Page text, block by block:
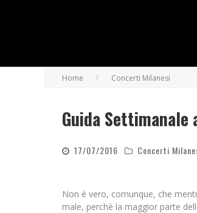
Home Concerti Milanesi
Guida
17/07/2016 Concerti
Non è vero, comunque, che
male, perchè la maggior parte